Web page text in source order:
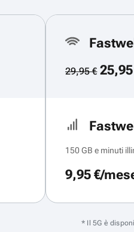
29,95 €
150 GB e minuti
9,95 €/
* Il 5G è